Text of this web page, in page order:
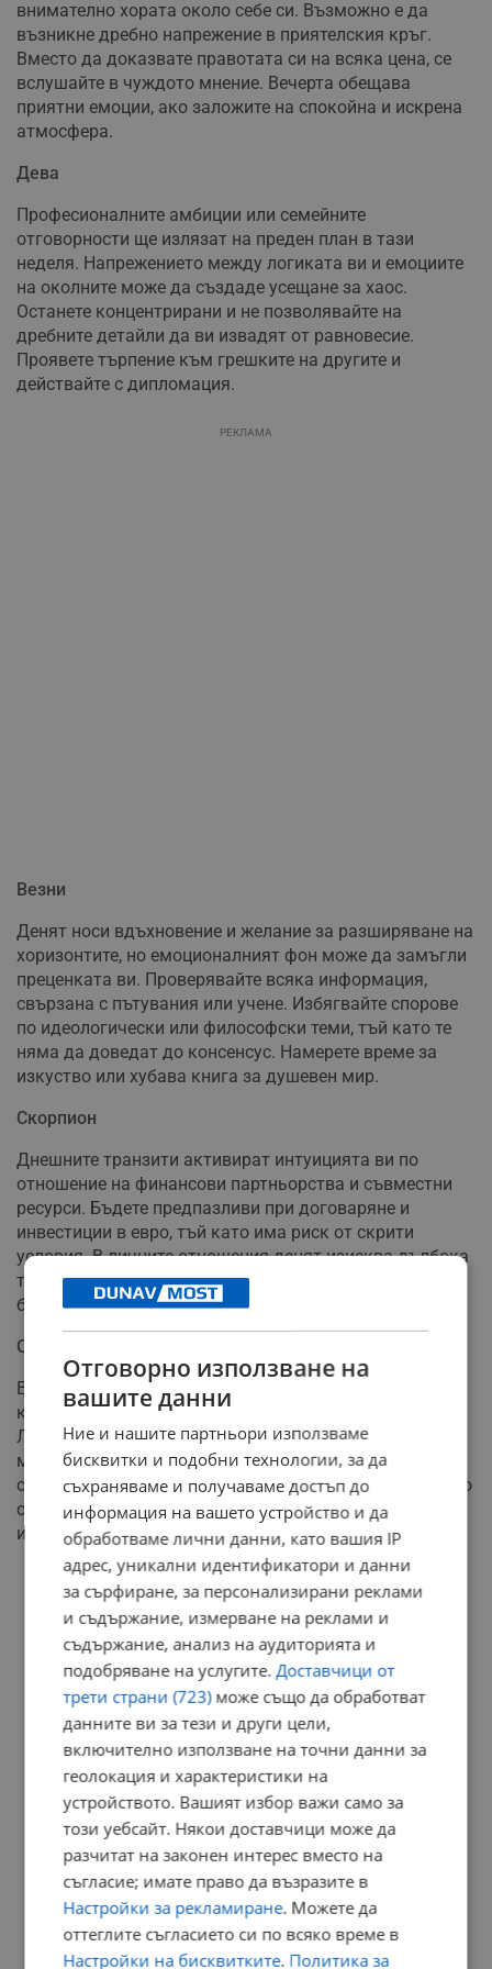
внимателно хората около себе си. Възможно е да
възникне дребно напрежение в приятелския кръг.
Вместо да доказвате правотата си на всяка цена, се
вслушайте в чуждото мнение. Вечерта обещава
приятни емоции, ако заложите на спокойна и искрена
атмосфера.
Дева
Професионалните амбиции или семейните
отговорности ще излязат на преден план в тази
неделя. Напрежението между логиката ви и емоциите
на околните може да създаде усещане за хаос.
Останете концентрирани и не позволявайте на
дребните детайли да ви извадят от равновесие.
Проявете търпение към грешките на другите и
действайте с дипломация.
РЕКЛАМА
Везни
Денят носи вдъхновение и желание за разширяване на
хоризонтите, но емоционалният фон може да замъгли
преценката ви. Проверявайте всяка информация,
свързана с пътувания или учене. Избягвайте спорове
по идеологически или философски теми, тъй като те
няма да доведат до консенсус. Намерете време за
изкуство или хубава книга за душевен мир.
Скорпион
Днешните транзити активират интуицията ви по
отношение на финансови партньорства и съвместни
ресурси. Бъдете предпазливи при договаряне и
инвестиции в евро, тъй като има риск от скрити
условия. В личните отношения денят изисква дълбока
трансформация и отказ от контрол. Позволете си да
бъдете уязвими, за да изградите истинска близост.
Стрелец
Връзките и партньорствата са подложени на тест в
края на тази седмица. Квадратът между Слънцето и
Луната изважда на повърхността скрити различия
между вас и отсрещната страна. Вместо да бягате от
сериозните разговори, се изправете пред тях с открито
сърце. Компромисът ще бъде вашият най-силен
инструмент за постигане на хармония днес.
Отговорно използване на
вашите данни
Ние и нашите партньори използваме
бисквитки и подобни технологии, за да
съхраняваме и получаваме достъп до
информация на вашето устройство и да
обработваме лични данни, като вашия IP
адрес, уникални идентификатори и данни
за сърфиране, за персонализирани реклами
и съдържание, измерване на реклами и
съдържание, анализ на аудиторията и
подобряване на услугите.Доставчици от
трети страни (723)може също да обработват
данните ви за тези и други цели,
включително използване на точни данни за
геолокация и характеристики на
устройството. Вашият избор важи само за
този уебсайт. Някои доставчици може да
разчитат на законен интерес вместо на
съгласие; имате право да възразите в
Настройки за рекламиране. Можете да
оттеглите съгласието си по всяко време в
Настройки на бисквитките. Политика за